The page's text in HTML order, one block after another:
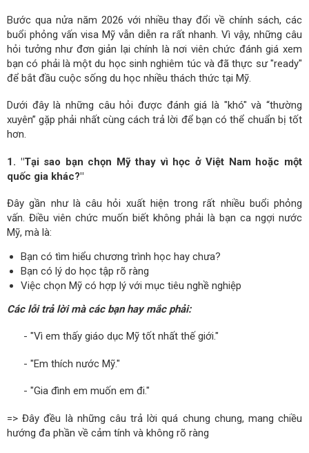
Bước qua nửa năm 2026 với nhiều thay đổi về chính sách, các
buổi phỏng vấn visa Mỹ vẫn diễn ra rất nhanh. Vì vậy, những câu
hỏi tưởng như đơn giản lại chính là nơi viên chức đánh giá xem
bạn có phải là một du học sinh nghiêm túc và đã thực sư "ready"
để bắt đầu cuộc sống du học nhiều thách thức tại Mỹ.
Dưới đây là những câu hỏi được đánh giá là "khó" và “thường
xuyên” gặp phải nhất cùng cách trả lời để bạn có thể chuẩn bị tốt
hơn.
1. "Tại sao bạn chọn Mỹ thay vì học ở Việt Nam hoặc một
quốc gia khác?"
Đây gần như là câu hỏi xuất hiện trong rất nhiều buổi phỏng
vấn. Điều viên chức muốn biết không phải là bạn ca ngợi nước
Mỹ, mà là:
Bạn có tìm hiểu chương trình học hay chưa?
Bạn có lý do học tập rõ ràng
Việc chọn Mỹ có hợp lý với mục tiêu nghề nghiệp
Các lỗi trả lời mà các bạn hay mắc phải:
- "Vì em thấy giáo dục Mỹ tốt nhất thế giới."
- "Em thích nước Mỹ."
- "Gia đình em muốn em đi."
=> Đây đều là những câu trả lời quá chung chung, mang chiều
hướng đa phần về cảm tính và không rõ ràng